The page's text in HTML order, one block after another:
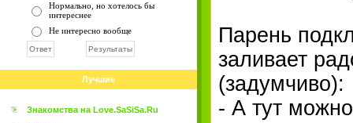
Нормально, но хотелось бы
интереснее
Не интересно вообще
Лучшие
Знакомства на Love.SaSiSa.Ru
Парень
заливает
(задумчиво):
- А тут